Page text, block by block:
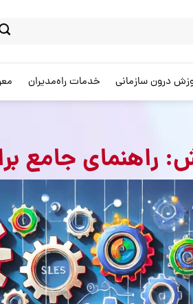
درون سازمانی خدمات راه‌مدیران
جامع